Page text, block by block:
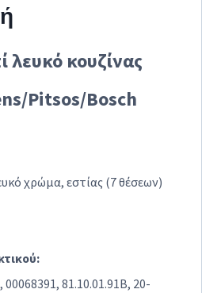
λευκό κουζίνας
Pitsos/Bosch
χρώμα, εστίας (7 θέσεων)
00068391, 81.10.01.91B, 20-